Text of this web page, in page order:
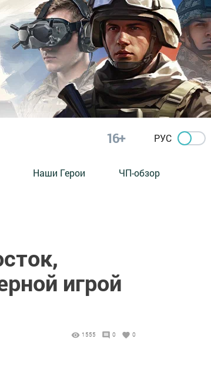
16+ РУС
Наши Герои ЧП-обзор
игрой
1555 0 0